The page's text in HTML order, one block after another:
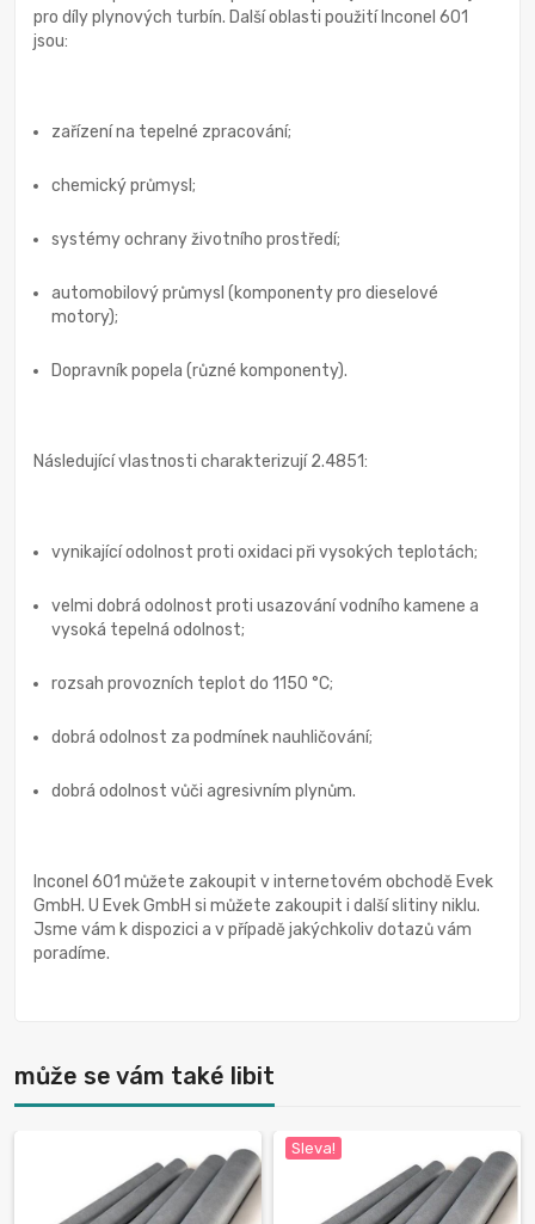
pro díly plynových turbín. Další oblasti použití Inconel 601
jsou:
zařízení na tepelné zpracování;
chemický průmysl;
systémy ochrany životního prostředí;
automobilový průmysl (komponenty pro dieselové
motory);
Dopravník popela (různé komponenty).
Následující vlastnosti charakterizují 2.4851:
vynikající odolnost proti oxidaci při vysokých teplotách;
velmi dobrá odolnost proti usazování vodního kamene a
vysoká tepelná odolnost;
rozsah provozních teplot do 1150 °C;
dobrá odolnost za podmínek nauhličování;
dobrá odolnost vůči agresivním plynům.
Inconel 601 můžete zakoupit v internetovém obchodě Evek
GmbH. U Evek GmbH si můžete zakoupit i další slitiny niklu.
Jsme vám k dispozici a v případě jakýchkoliv dotazů vám
poradíme.
může se vám také libit
Sleva!